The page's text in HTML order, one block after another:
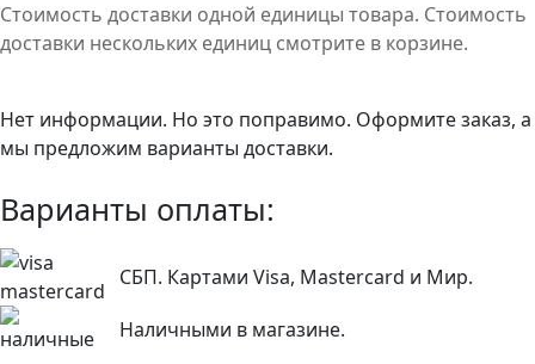
Стоимость доставки одной единицы товара. Стоимость
доставки нескольких единиц смотрите в корзине.
Нет информации. Но это поправимо. Оформите заказ, а
мы предложим варианты доставки.
Варианты оплаты:
СБП. Картами Visa, Mastercard и Мир.
Наличными в магазине.